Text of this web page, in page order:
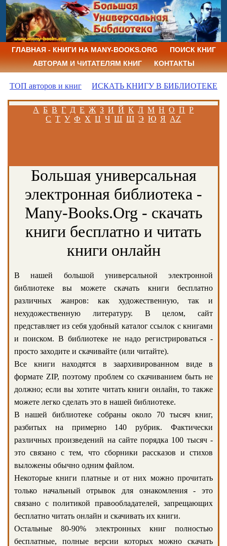
ГЛАВНАЯ - КНИГИ НА MANY-BOOKS.ORG
ПОИСК КНИГ
АВТОРАМ И ЧИТАТЕЛЯМ КНИГ
КОНТАКТЫ
ТОП авторов и книг ИСКАТЬ КНИГУ В БИБЛИОТЕКЕ
А Б В Г Д Е Ж З И Й К Л М Н О П Р
С Т У Ф Х Ц Ч Ш Щ Э Ю Я AZ
Большая универсальная
электронная библиотека -
Many-Books.Org - скачать
книги бесплатно и читать
книги онлайн
В нашей большой универсальной электронной
библиотеке вы можете скачать книги бесплатно
различных жанров: как художественную, так и
нехудожественную литературу. В целом, сайт
представляет из себя удобный каталог ссылок с книгами
и поиском. В библиотеке не надо регистрироваться -
просто заходите и скачивайте (или читайте).
Все книги находятся в заархивированном виде в
формате ZIP, поэтому проблем со скачиванием быть не
должно; если вы хотите читать книги онлайн, то также
можете легко сделать это в нашей библиотеке.
В нашей библиотеке собраны около 70 тысяч книг,
разбитых на примерно 140 рубрик. Фактически
различных произведений на сайте порядка 100 тысяч -
это связано с тем, что сборники рассказов и стихов
выложены обычно одним файлом.
Некоторые книги платные и от них можно прочитать
только начальный отрывок для ознакомления - это
связано с политикой правообладателей, запрещающих
бесплатно читать онлайн и скачивать их книги.
Остальные 80-90% электронных книг полностью
бесплатные, полные версии которых можно скачать